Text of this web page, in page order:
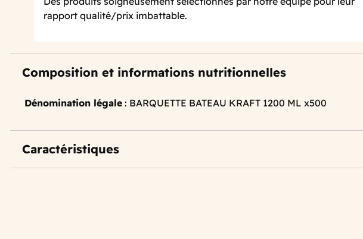
rapport qualité/prix imbattable.
Composition et informations nutritionnelles
Dénomination légale : BARQUETTE BATEAU KRAFT 1200 ML x500
Caractéristiques